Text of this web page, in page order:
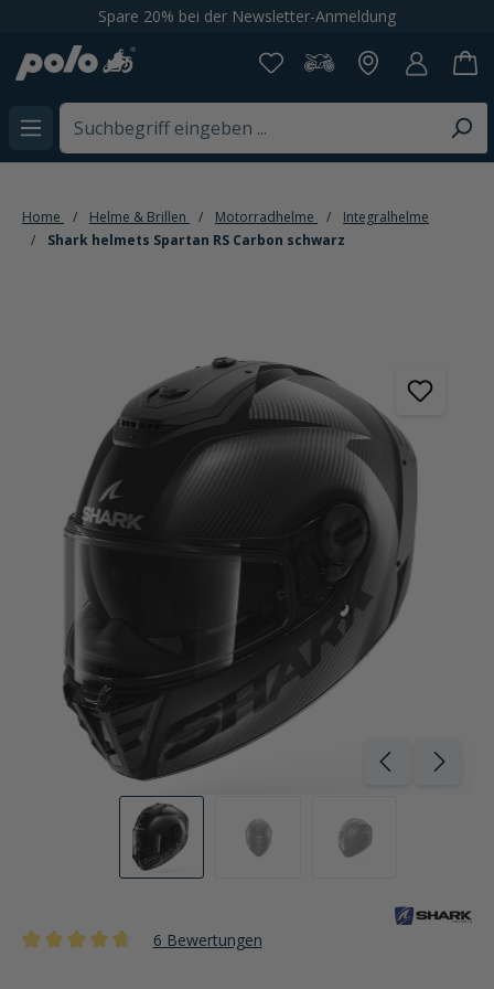
springenSpare 20% bei der Newsletter-Anmeldung
Home Helme & Brillen Motorradhelme
Integralhelme
Shark helmets Spartan RS Carbon schwarz
6 Bewertungen